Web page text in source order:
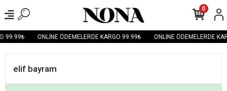
99.99₺ ONLİNE ÖDEMELERDE KARGO 99.99₺ ONLİNE ÖDEMELERDE
0
elif bayram